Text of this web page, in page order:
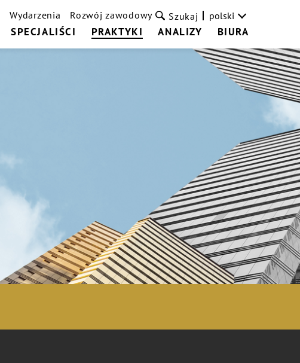
SPECJALIŚCI PRAKTYKI ANALIZY BIURA
Wydarzenia Rozwój zawodowy Szukaj polski